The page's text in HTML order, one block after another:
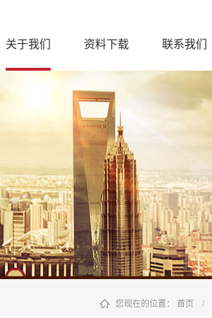
关于我们 资料下载 联系我们
您现在的位置： 首页 /